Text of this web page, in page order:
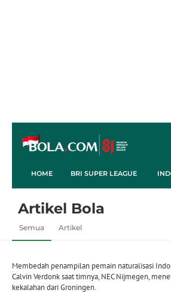
HOME BRI SUPER LEAGUE
Artikel Bola
Semua Artikel
Membedah penampilan pemain naturalisasi
Calvin Verdonk saat timnya, NEC Nijmegen,
kekalahan dari Groningen.